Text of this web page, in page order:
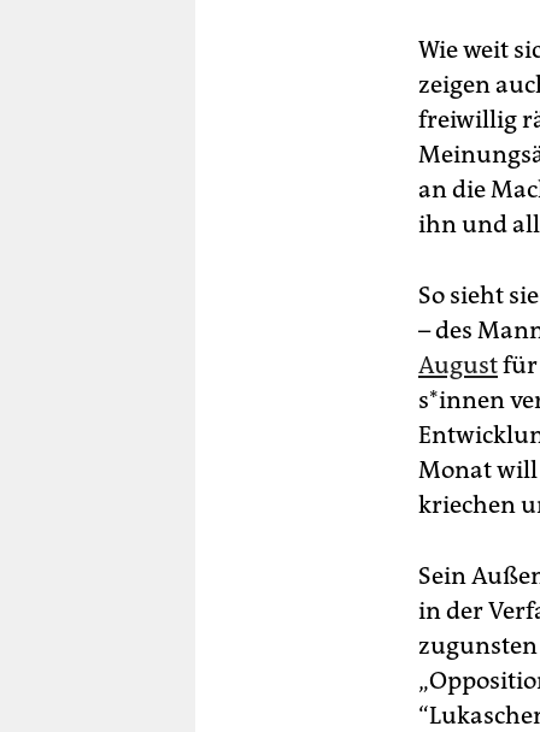
Wie weit
zeigen
freiwillig
an die
ihn und
So sieht
– des
Augustfür
s*in­nen
Monat will
kriechen
Sein
in der